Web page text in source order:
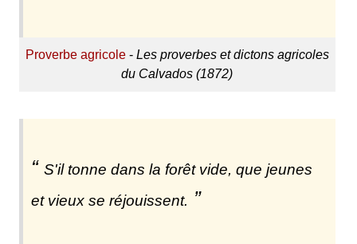
Proverbe agricole- Les proverbes et dictons agricoles
du Calvados (1872)
S'il tonne dans la forêt vide, que jeunes
et vieux se réjouissent.